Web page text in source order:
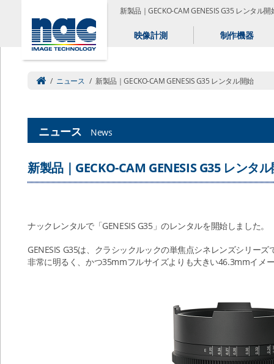
新製品｜GECKO-CAM GENESIS G35 レンタル
映像計測 制作機器
/ ニュース / 新製品｜GECKO-CAM GENESIS G35 レンタル開始
ニュース News
新製品｜GECKO-CAM GENESIS G35 レンタ
ナックレンタルで「GENESIS G35」のレンタルを開始しました。
GENESIS G35は、クラシックルックの単焦点シネレンズシリー
非常に明るく、かつ35mmフルサイズよりも大きい46.3mmイメ